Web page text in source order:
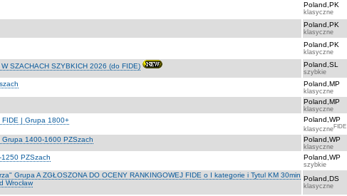
Poland,PK
klasyczne
Poland,PK
klasyczne
Poland,PK
klasyczne
SZACHACH SZYBKICH 2026 (do FIDE) Poland,SL
szybkie
Poland,MP
klasyczne
Poland,MP
klasyczne
FIDE | Grupa 1800+ Poland,WP
klasyczneFIDE
1400-1600 PZSzach Poland,WP
klasyczne
PZSzach Poland,WP
szybkie
Grupa A ZGŁOSZONA DO OCENY RANKINGOWEJ FIDE o I kategorie i Tytul KM 30min
Wrocław
Poland,DS
klasyczne